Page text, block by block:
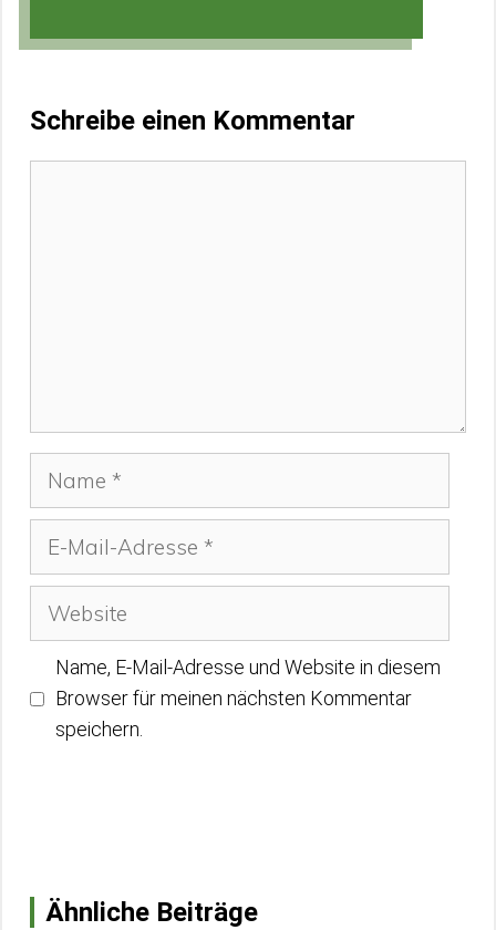
Schreibe einen Kommentar
Name
Website
Name, E-Mail-Adresse und Website in diesem
Browser für meinen nächsten Kommentar
speichern.
Ähnliche Beiträge